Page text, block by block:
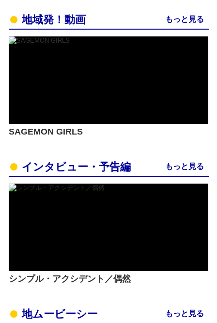
地域発！動画 もっと見る
SAGEMON GIRLS
インタビュー・予告編 もっと見る
シンプル・アクシデント／偶然
地ムービーシー もっと見る